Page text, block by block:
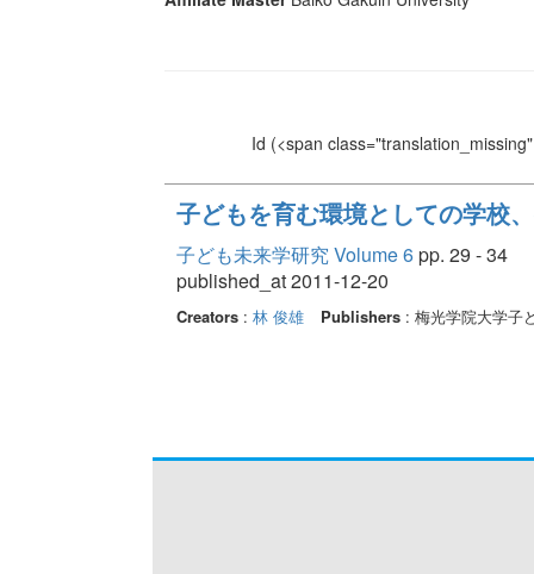
Id (<span
子どもを育む環境としての学校
子ども未来学研究 Volume 6pp. 29 - 34
published_at 2011-12-20
Creators: 林 俊雄 Publishers: 梅光学院大学子